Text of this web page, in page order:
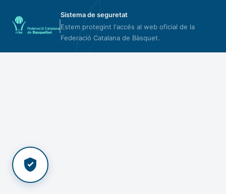
Sistema de seguretat
Estem protegint l'accés al web oficial de la
Federació Catalana de Bàsquet.